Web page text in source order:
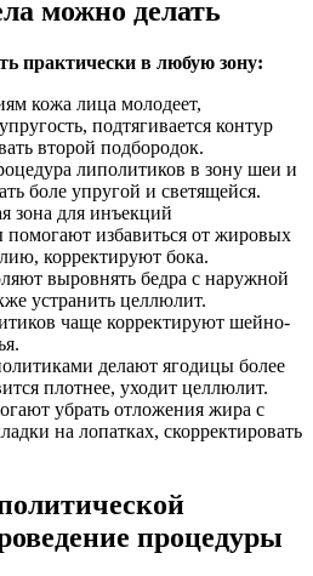
можно делать
практически в любую зону:
кожа лица молодеет,
подтягивается контур
второй подбородок.
липолитиков в зону шеи и
боле упругой и светящейся.
зона для инъекций
избавиться от жировых
корректируют бока.
выровнять бедра с наружной
устранить целлюлит.
чаще корректируют шейно-
делают ягодицы более
плотнее, уходит целлюлит.
убрать отложения жира с
на лопатках, скорректировать
процедуры